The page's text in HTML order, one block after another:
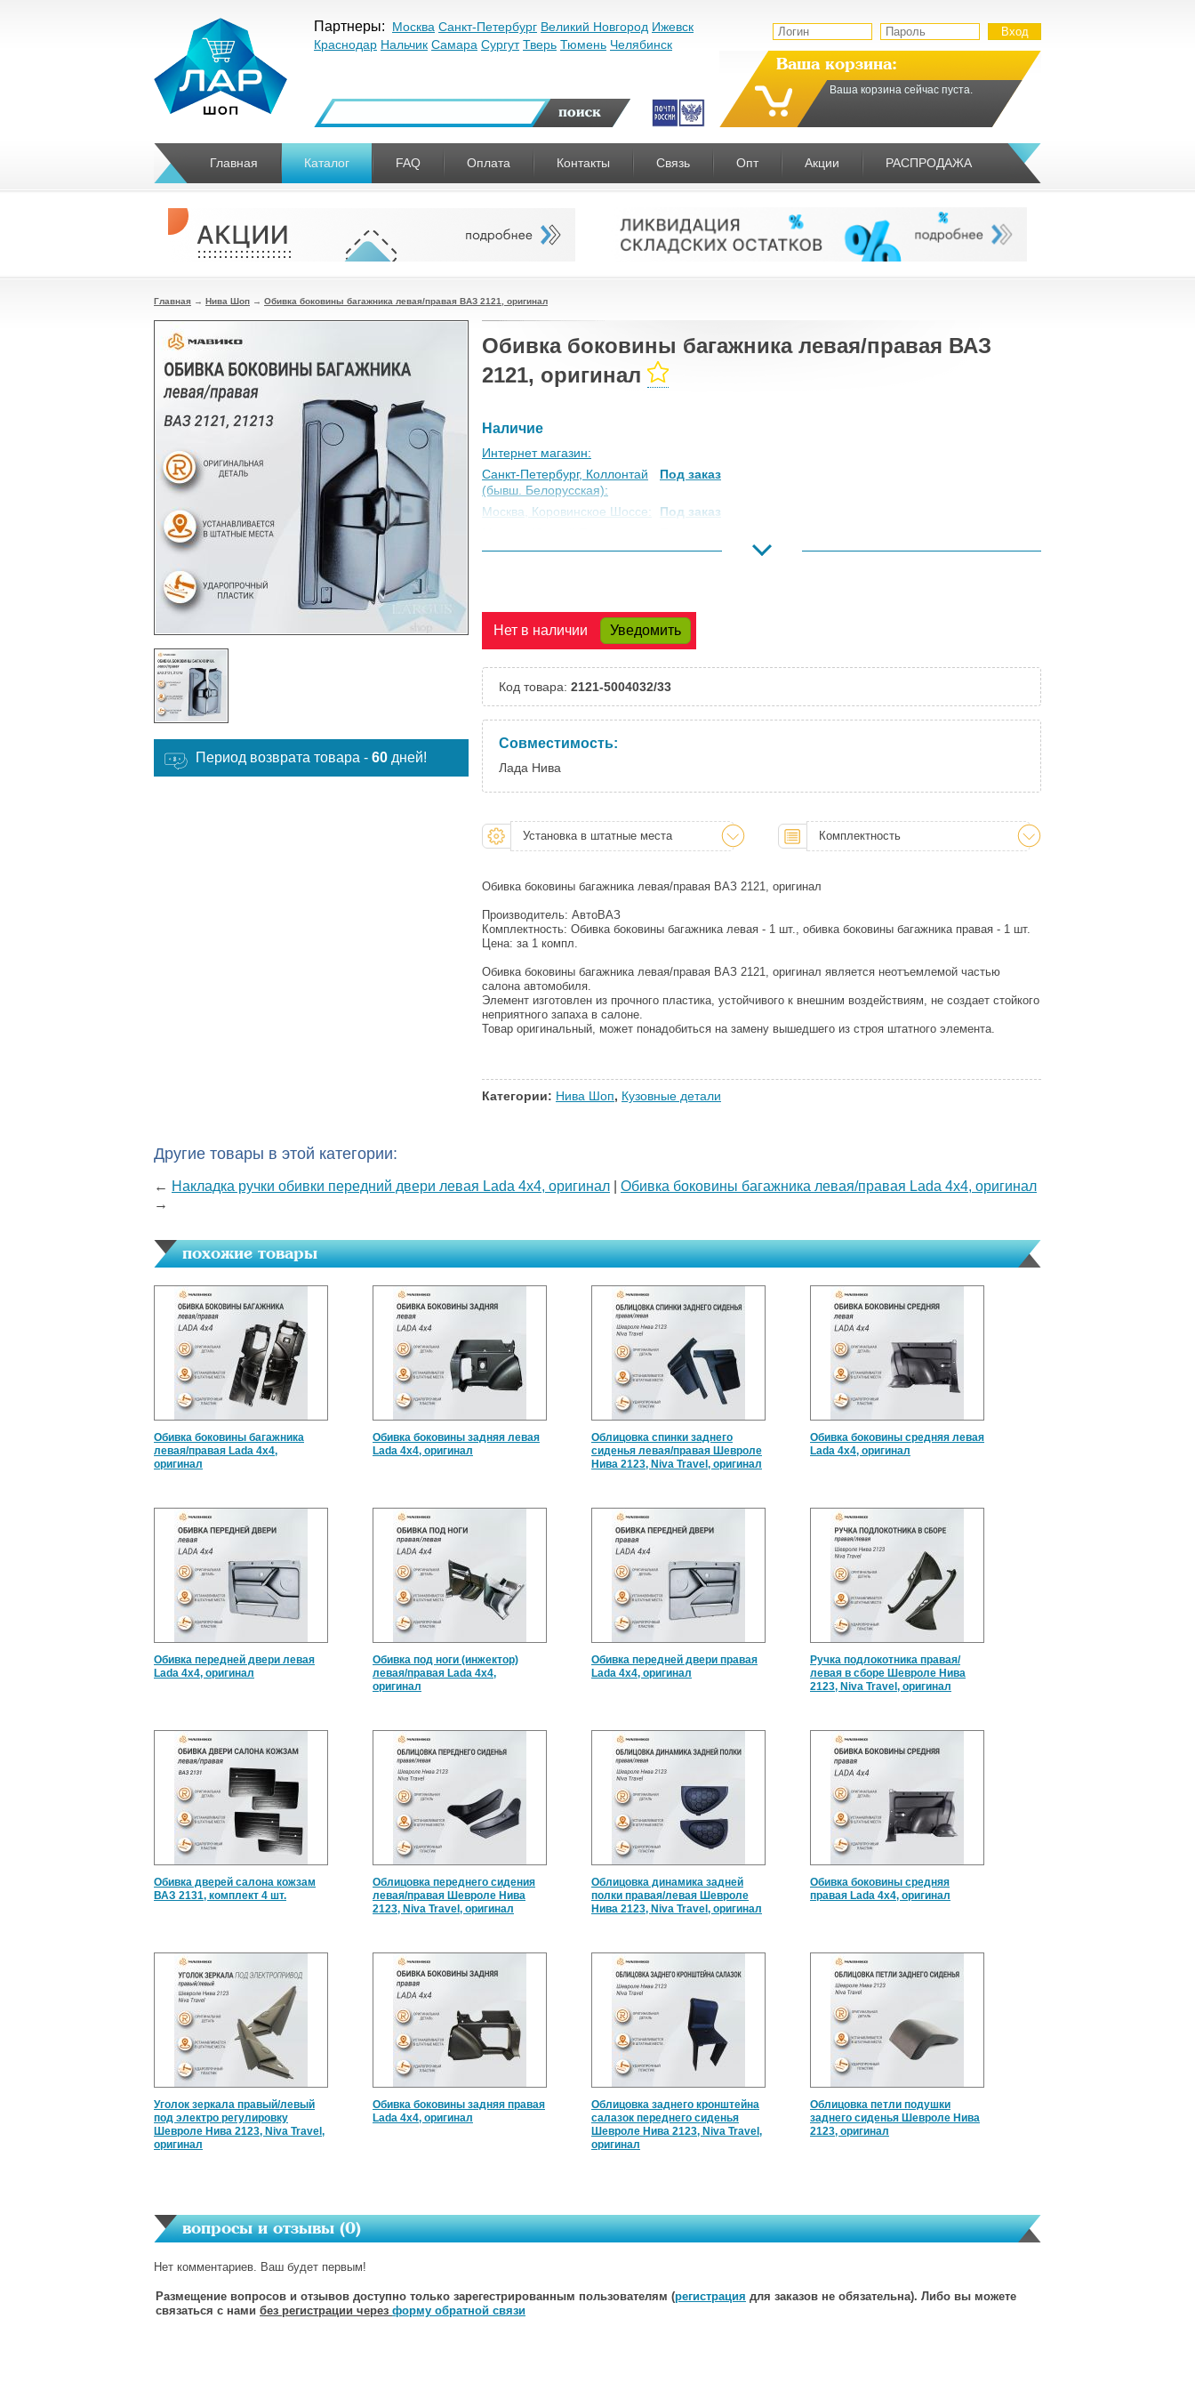
Партнеры: Москва Санкт-Петербург Великий Новгород Ижевск
Краснодар Нальчик Самара Сургут Тверь Тюмень Челябинск
Ваша корзина:
Ваша корзина сейчас пуста.
Главная Каталог FAQ Оплата Контакты Связь Опт Акции РАСПРОДАЖА
Главная → Нива Шоп → Обивка боковины багажника левая/правая ВАЗ 2121, оригинал
Период возврата товара - 60 дней!
Обивка боковины багажника левая/правая ВАЗ
2121, оригинал
Наличие
Интернет магазин:
Санкт-Петербург, Коллонтай
(бывш. Белорусская):
Под заказ
Москва, Коровинское Шоссе:
Под заказ
Великий Новгород:
Под заказ
Под заказ
Тверь:
Под заказ
Челябинск:
Под заказ
Нет в наличии Уведомить
Код товара: 2121-5004032/33
Совместимость:
Лада Нива
Установка в штатные места Комплектность
Обивка боковины багажника левая/правая ВАЗ 2121, оригинал
Производитель: АвтоВАЗ
Комплектность: Обивка боковины багажника левая - 1 шт., обивка боковины багажника правая - 1 шт.
Цена: за 1 компл.
Обивка боковины багажника левая/правая ВАЗ 2121, оригинал является неотъемлемой частью
салона автомобиля.
Элемент изготовлен из прочного пластика, устойчивого к внешним воздействиям, не создает стойкого
неприятного запаха в салоне.
Товар оригинальный, может понадобиться на замену вышедшего из строя штатного элемента.
Категории: Нива Шоп, Кузовные детали
Другие товары в этой категории:
← Накладка ручки обивки передний двери левая Lada 4x4, оригинал
Обивка боковины багажника левая/правая Lada 4x4, оригинал
→
похожие товары
Обивка боковины багажника
левая/правая Lada 4x4,
оригинал
Обивка боковины задняя левая
Lada 4x4, оригинал
Облицовка спинки заднего
сиденья левая/правая Шевроле
Нива 2123, Niva Travel, оригинал
Обивка боковины средняя левая
Lada 4x4, оригинал
Обивка передней двери левая
Lada 4x4, оригинал
Обивка под ноги (инжектор)
левая/правая Lada 4x4,
оригинал
Обивка передней двери правая
Lada 4x4, оригинал
Ручка подлокотника правая/
левая в сборе Шевроле Нива
2123, Niva Travel, оригинал
Обивка дверей салона кожзам
ВАЗ 2131, комплект 4 шт.
Облицовка переднего сидения
левая/правая Шевроле Нива
2123, Niva Travel, оригинал
Облицовка динамика задней
полки правая/левая Шевроле
Нива 2123, Niva Travel, оригинал
Обивка боковины средняя
правая Lada 4x4, оригинал
Уголок зеркала правый/левый
под электро регулировку
Шевроле Нива 2123, Niva Travel,
оригинал
Обивка боковины задняя правая
Lada 4x4, оригинал
Облицовка заднего кронштейна
салазок переднего сиденья
Шевроле Нива 2123, Niva Travel,
оригинал
Облицовка петли подушки
заднего сиденья Шевроле Нива
2123, оригинал
вопросы и отзывы (0)
Нет комментариев. Ваш будет первым!
Размещение вопросов и отзывов доступно только зарегестрированным пользователям (регистрация для заказов не обязательна). Либо вы можете
связаться с нами без регистрации через форму обратной связи